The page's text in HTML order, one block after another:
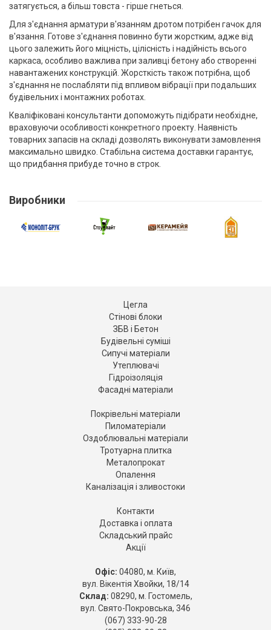
затягується, а більш товста - гірше гнеться.
Для з'єднання арматури в'язанням дротом потрібен гачок для
в'язання. Готове з'єднання повинно бути жорстким, адже від
цього залежить його міцність, цілісність і надійність всього
каркаса, особливо важлива при заливці бетону або створенні
навантажених конструкцій. Жорсткість також потрібна, щоб
з'єднання не послабляти під впливом вібрації при подальших
будівельних і монтажних роботах.
Кваліфіковані консультанти допоможуть підібрати необхідне,
враховуючи особливості конкретного проекту. Наявність
товарних запасів на складі дозволять виконувати замовлення
максимально швидко. Стабільна система доставки гарантує,
що придбання прибуде точно в строк.
Виробники
Цегла
Стінові блоки
ЗБВ і Бетон
Будівельні суміші
Сипучі матеріали
Утеплювачі
Гідроізоляція
Фасадні матеріали
Покрівельні матеріали
Пиломатеріали
Оздоблювальні матеріали
Тротуарна плитка
Металопрокат
Опалення
Каналізація і зливостоки
Контакти
Доставка і оплата
Складський прайс
Акції
Офіс: 04080, м. Київ,
вул. Вікентія Хвойки, 18/14
Склад: 08290, м. Гостомель,
вул. Свято-Покровська, 346
(067) 333-90-28